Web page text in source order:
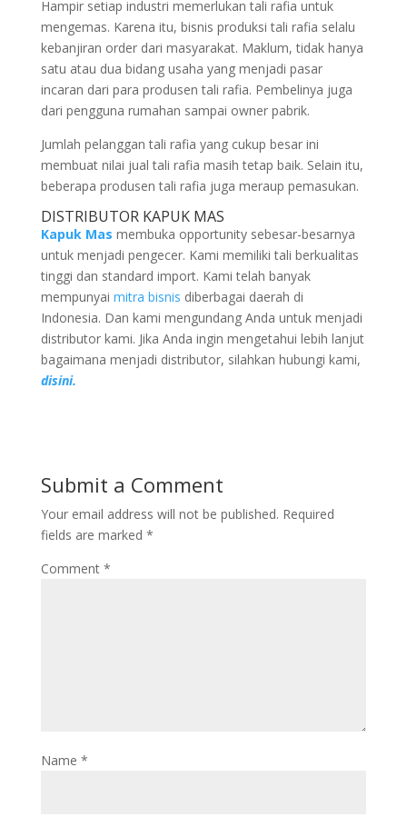
Hampir setiap industri memerlukan tali rafia untuk
mengemas. Karena itu, bisnis produksi tali rafia selalu
kebanjiran order dari masyarakat. Maklum, tidak hanya
satu atau dua bidang usaha yang menjadi pasar
incaran dari para produsen tali rafia. Pembelinya juga
dari pengguna rumahan sampai owner pabrik.
Jumlah pelanggan tali rafia yang cukup besar ini
membuat nilai jual tali rafia masih tetap baik. Selain itu,
beberapa produsen tali rafia juga meraup pemasukan.
DISTRIBUTOR KAPUK MAS
Kapuk Mas membuka opportunity sebesar-besarnya
untuk menjadi pengecer. Kami memiliki tali berkualitas
tinggi dan standard import. Kami telah banyak
mempunyai mitra bisnis diberbagai daerah di
Indonesia. Dan kami mengundang Anda untuk menjadi
distributor kami. Jika Anda ingin mengetahui lebih lanjut
bagaimana menjadi distributor, silahkan hubungi kami,
disini.
Submit a Comment
Your email address will not be published. Required
fields are marked *
Comment *
Name *